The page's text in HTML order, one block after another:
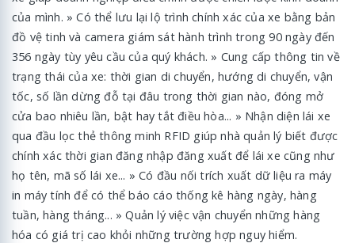
của mình. » Có thể lưu lại lộ trình chính xác của xe bằng bản
đồ vệ tinh và camera giám sát hành trình trong 90 ngày đến
356 ngày tùy yêu cầu của quý khách. » Cung cấp thông tin về
trạng thái của xe: thời gian di chuyển, hướng di chuyển, vận
tốc, số lần dừng đỗ tại đâu trong thời gian nào, đóng mở
cửa bao nhiêu lần, bật hay tắt điều hòa... » Nhận diện lái xe
qua đầu lọc thẻ thông minh RFID giúp nhà quản lý biết được
chính xác thời gian đăng nhập đăng xuất để lái xe cũng như
họ tên, mã số lái xe... » Có đầu nối trích xuất dữ liệu ra máy
in máy tính để có thể báo cáo thống kê hàng ngày, hàng
tuần, hàng tháng... » Quản lý việc vận chuyển những hàng
hóa có giá trị cao khỏi những trường hợp nguy hiểm.